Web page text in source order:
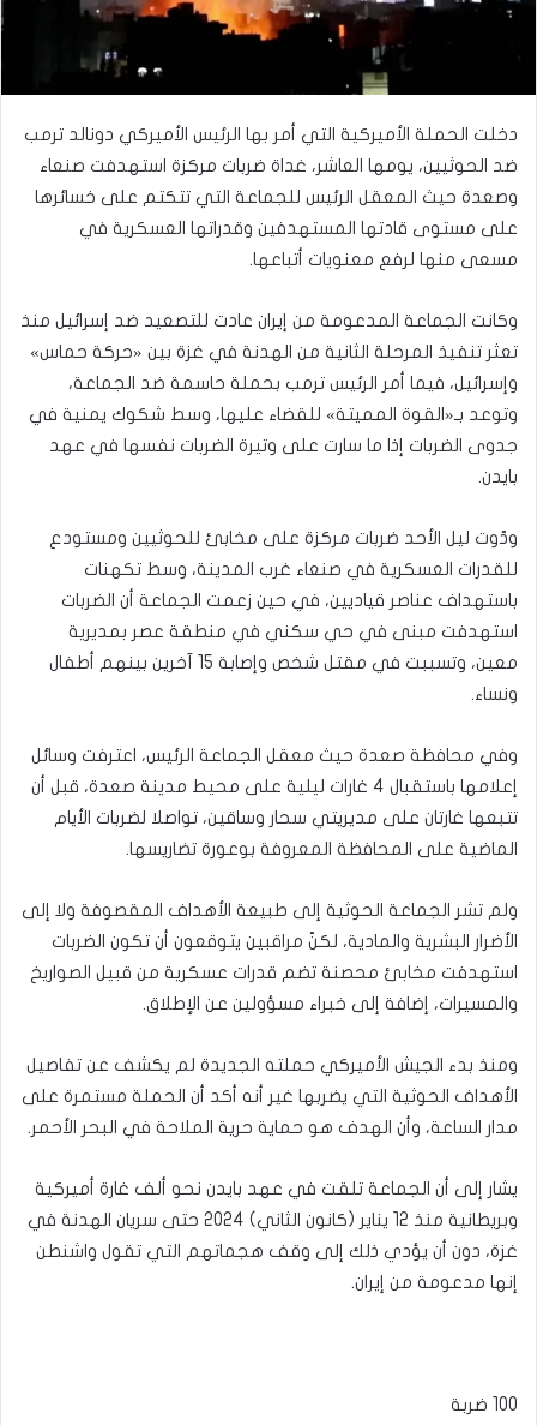
دخلت الحملة الأميركية التي أمر بها الرئيس الأميركي دونالد ترمب
ضد الحوثيين، يومها العاشر، غداة ضربات مركزة استهدفت صنعاء
وصعدة حيث المعقل الرئيس للجماعة التي تتكتم على خسائرها
على مستوى قادتها المستهدفين وقدراتها العسكرية في
مسعى منها لرفع معنويات أتباعها.
وكانت الجماعة المدعومة من إيران عادت للتصعيد ضد إسرائيل منذ
تعثر تنفيذ المرحلة الثانية من الهدنة في غزة بين «حركة حماس»
وإسرائيل، فيما أمر الرئيس ترمب بحملة حاسمة ضد الجماعة،
وتوعد بـ«القوة المميتة» للقضاء عليها، وسط شكوك يمنية في
جدوى الضربات إذا ما سارت على وتيرة الضربات نفسها في عهد
بايدن.
ودّوت ليل الأحد ضربات مركزة على مخابئ للحوثيين ومستودع
للقدرات العسكرية في صنعاء غرب المدينة، وسط تكهنات
باستهداف عناصر قياديين، في حين زعمت الجماعة أن الضربات
استهدفت مبنى في حي سكني في منطقة عصر بمديرية
معين، وتسببت في مقتل شخص وإصابة 15 آخرين بينهم أطفال
ونساء.
وفي محافظة صعدة حيث معقل الجماعة الرئيس، اعترفت وسائل
إعلامها باستقبال 4 غارات ليلية على محيط مدينة صعدة، قبل أن
تتبعها غارتان على مديريتي سحار وساقين، تواصلا لضربات الأيام
الماضية على المحافظة المعروفة بوعورة تضاريسها.
ولم تشر الجماعة الحوثية إلى طبيعة الأهداف المقصوفة ولا إلى
الأضرار البشرية والمادية، لكنّ مراقبين يتوقعون أن تكون الضربات
استهدفت مخابئ محصنة تضم قدرات عسكرية من قبيل الصواريخ
والمسيرات، إضافة إلى خبراء مسؤولين عن الإطلاق.
ومنذ بدء الجيش الأميركي حملته الجديدة لم يكشف عن تفاصيل
الأهداف الحوثية التي يضربها غير أنه أكد أن الحملة مستمرة على
مدار الساعة، وأن الهدف هو حماية حرية الملاحة في البحر الأحمر.
يشار إلى أن الجماعة تلقت في عهد بايدن نحو ألف غارة أميركية
وبريطانية منذ 12 يناير (كانون الثاني) 2024 حتى سريان الهدنة في
غزة، دون أن يؤدي ذلك إلى وقف هجماتهم التي تقول واشنطن
إنها مدعومة من إيران.
100 ضربة